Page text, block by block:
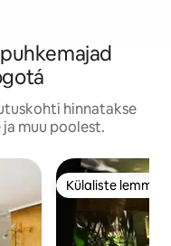
hinnatakse
muu poolest.
Külaliste lemmik
Külaliste lemmik